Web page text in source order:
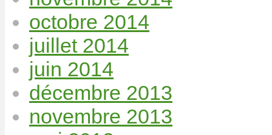
octobre 2014
juillet 2014
juin 2014
décembre 2013
novembre 2013